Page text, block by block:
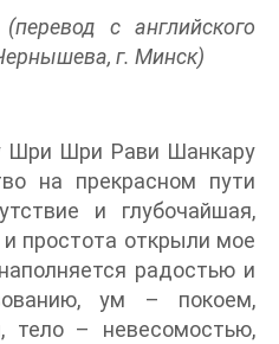
с английского
г. Минск)
Шри Шри Рави Шанкару
на прекрасном пути
и глубочайшая,
простота открыли мое
радостью и
ум – покоем,
тело – невесомостью,